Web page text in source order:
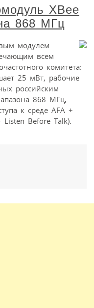
XBee
868 МГц
модулем
всем
комитета:
25 мВт, рабочие
российским
868 МГц,
к среде AFA +
Before Talk).